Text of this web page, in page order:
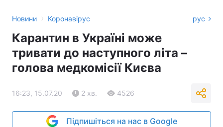
Новини › Коронавірус рус
Карантин в Україні може
тривати до наступного літа –
голова медкомісії Києва
16:23, 15.07.20 2 хв. 4526
Підпишіться на нас в Google